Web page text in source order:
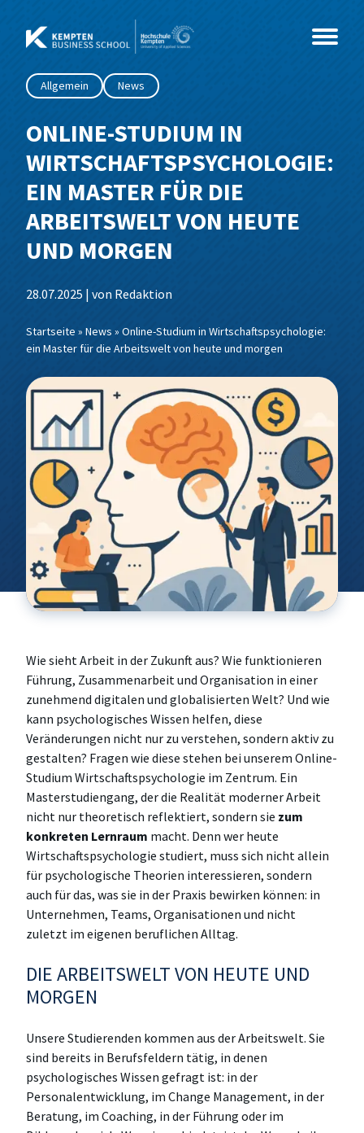
Inhalt
springen
Studium
Master
Beratung, Organisationsentwicklung &
Coaching
MBA
MBA International Business Management
Weiterbildung
Weiterbildungs-Check
Kurse
Coaching & Psychologie
Business Coaching
Leading Change
Grundlagen der Wirtschaftspsychologie
Leadership, Change & Research
Gesundheit & Soziales
Sozialmanagement
IT & Technik
Data Science und Business Analytics
Technik für Betriebswirte
Wirtschaft & Management
Women in Leadership
Foundations for Business Success
Strategic Business & Innovation
Future Leadership & Organizational
Excellence
Arbeitswelt, Markt & Kultur
Events
Info-Sessions
Alumni im Dialog
Sales Innovation Forum – 2026
CEO- & C-Level Voices
Wissenschaft to Go
Über Uns
News
Team
Anfahrt
Speakers Corner
Allgemein News
ONLINE-STUDIUM IN
WIRTSCHAFTSPSYCHOLOGIE:
EIN MASTER FÜR DIE
ARBEITSWELT VON HEUTE
UND MORGEN
28.07.2025 | von Redaktion
Startseite » News » Online-Studium in Wirtschaftspsychologie:
ein Master für die Arbeitswelt von heute und morgen
Wie sieht Arbeit in der Zukunft aus? Wie funktionieren
Führung, Zusammenarbeit und Organisation in einer
zunehmend digitalen und globalisierten Welt? Und wie
kann psychologisches Wissen helfen, diese
Veränderungen nicht nur zu verstehen, sondern aktiv zu
gestalten? Fragen wie diese stehen bei unserem Online-
Studium Wirtschaftspsychologie im Zentrum. Ein
Masterstudiengang, der die Realität moderner Arbeit
nicht nur theoretisch reflektiert, sondern sie zum
konkreten Lernraum macht. Denn wer heute
Wirtschaftspsychologie studiert, muss sich nicht allein
für psychologische Theorien interessieren, sondern
auch für das, was sie in der Praxis bewirken können: in
Unternehmen, Teams, Organisationen und nicht
zuletzt im eigenen beruflichen Alltag.
DIE ARBEITSWELT VON HEUTE UND
MORGEN
Unsere Studierenden kommen aus der Arbeitswelt. Sie
sind bereits in Berufsfeldern tätig, in denen
psychologisches Wissen gefragt ist: in der
Personalentwicklung, im Change Management, in der
Beratung, im Coaching, in der Führung oder im